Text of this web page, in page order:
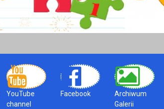
YouTube
channel
Facebook
Archiwum
Galerii